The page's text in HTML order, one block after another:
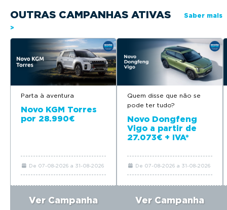
OUTRAS CAMPANHAS ATIVAS
Saber mais
>
Parta à aventura
Novo KGM Torres
por 28.990€
De 07-08-2026 a 31-08-2026
Ver Campanha
Quem disse que não se
pode ter tudo?
Novo Dongfeng
Vigo a partir de
27.073€ + IVA*
De 07-08-2026 a 31-08-2026
Ver Campanha